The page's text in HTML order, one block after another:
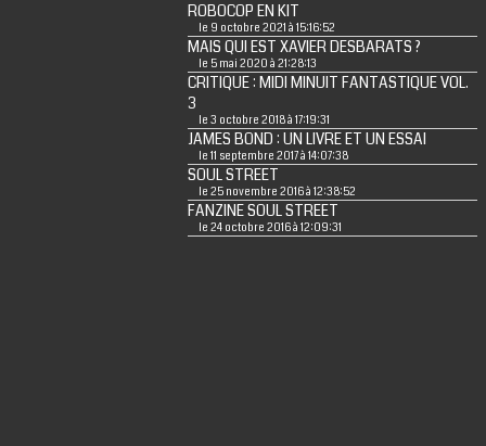
ROBOCOP EN KIT
le 9 octobre 2021 à 15:16:52
MAIS QUI EST XAVIER DESBARATS ?
le 5 mai 2020 à 21:28:13
CRITIQUE : MIDI MINUIT FANTASTIQUE VOL.
3
le 3 octobre 2018 à 17:19:31
JAMES BOND : UN LIVRE ET UN ESSAI
le 11 septembre 2017 à 14:07:38
SOUL STREET
le 25 novembre 2016 à 12:38:52
FANZINE SOUL STREET
le 24 octobre 2016 à 12:09:31